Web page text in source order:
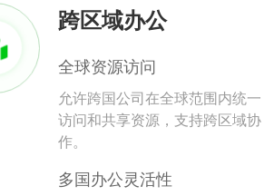
跨区域办公
全球资源访问
允许跨国公司在全球范围内统一
访问和共享资源，支持跨区域协
作。
多国办公灵活性